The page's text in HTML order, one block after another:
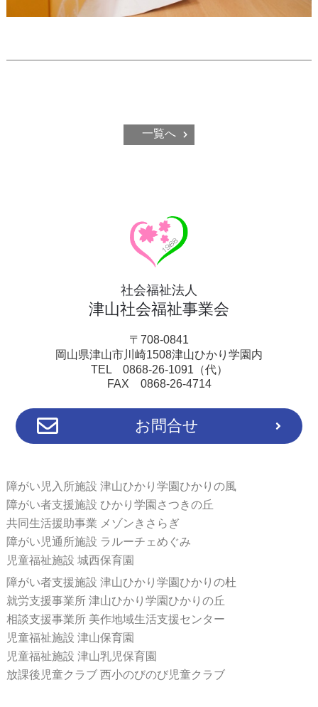
一覧へ
社会福祉法人
津山社会福祉事業会
〒708-0841
岡山県津山市川崎1508津山ひかり学園内
TEL 0868-26-1091（代）
FAX 0868-26-4714
お問合せ
障がい児入所施設 津山ひかり学園ひかりの風
障がい者支援施設 ひかり学園さつきの丘
共同生活援助事業 メゾンきさらぎ
障がい児通所施設 ラルーチェめぐみ
児童福祉施設 城西保育園
障がい者支援施設 津山ひかり学園ひかりの杜
就労支援事業所 津山ひかり学園ひかりの丘
相談支援事業所 美作地域生活支援センター
児童福祉施設 津山保育園
児童福祉施設 津山乳児保育園
放課後児童クラブ 西小のびのび児童クラブ